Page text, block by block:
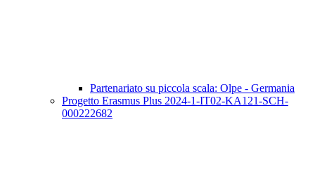
Partenariato su piccola scala: Olpe - Germania
Progetto Erasmus Plus 2024-1-IT02-KA121-SCH-
000222682